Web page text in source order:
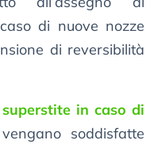
di nuove nozze
di reversibilità
in caso di
soddisfatte